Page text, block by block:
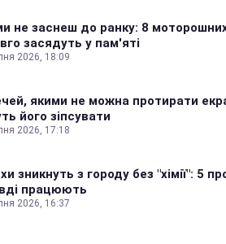
не заснеш до ранку: 8 моторошних
засядуть у пам'яті
2026, 18:09
якими не можна протирати
його зіпсувати
2026, 17:18
зникнуть з городу без "хімії": 5
працюють
2026, 16:37